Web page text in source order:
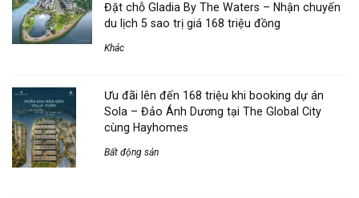
Đặt chỗ Gladia By The Waters – Nhận chuyến
du lịch 5 sao trị giá 168 triệu đồng
Khác
Ưu đãi lên đến 168 triệu khi booking dự án
Sola – Đảo Ánh Dương tại The Global City
cùng Hayhomes
Bất động sản